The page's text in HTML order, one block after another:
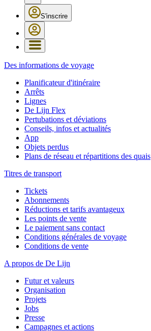
S'inscrire
Des informations de voyage
Planificateur d'itinéraire
Arrêts
Lignes
De Lijn Flex
Pertubations et déviations
Conseils, infos et actualités
App
Objets perdus
Plans de réseau et répartitions des quais
Titres de transport
Tickets
Abonnements
Réductions et tarifs avantageux
Les points de vente
Le paiement sans contact
Conditions générales de voyage
Conditions de vente
A propos de De Lijn
Futur et valeurs
Organisation
Projets
Jobs
Presse
Campagnes et actions